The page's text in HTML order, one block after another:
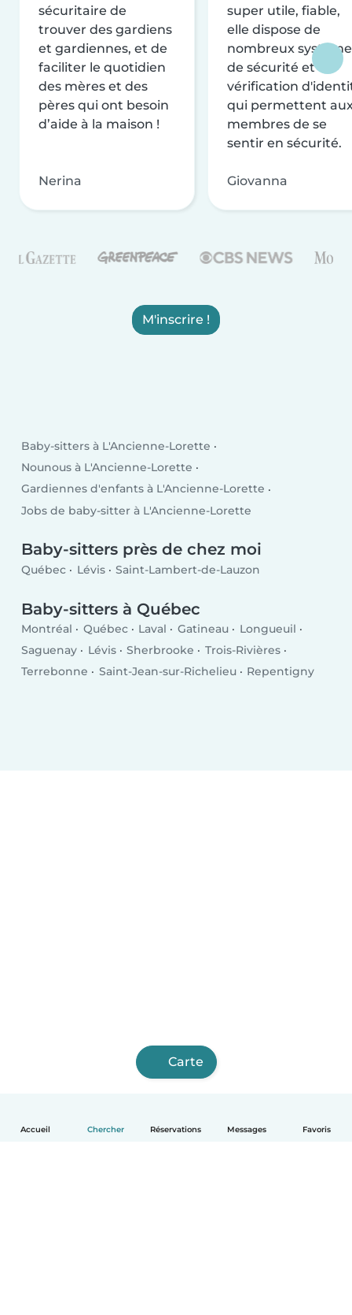
Accueil Chercher Réservations Messages Favoris
sécuritaire de
trouver des gardiens
et gardiennes, et de
faciliter le quotidien
des mères et des
pères qui ont besoin
d’aide à la maison !
Nerina
super utile, fiable,
elle dispose de
nombreux
de sécurité et de
vérification
qui permettent
membres de se
sentir en sécurité.
Giovanna
M'inscrire !
Baby-sitters à L'Ancienne-Lorette
Nounous à L'Ancienne-Lorette
Gardiennes d'enfants à L'Ancienne-Lorette
Jobs de baby-sitter à L'Ancienne-Lorette
Baby-sitters près de chez moi
Québec Lévis Saint-Lambert-de-Lauzon
Baby-sitters à Québec
Montréal Québec Laval Gatineau
Longueuil
Saguenay
Lévis Sherbrooke
Trois-Rivières
Terrebonne
Saint-Jean-sur-Richelieu Repentigny
Carte